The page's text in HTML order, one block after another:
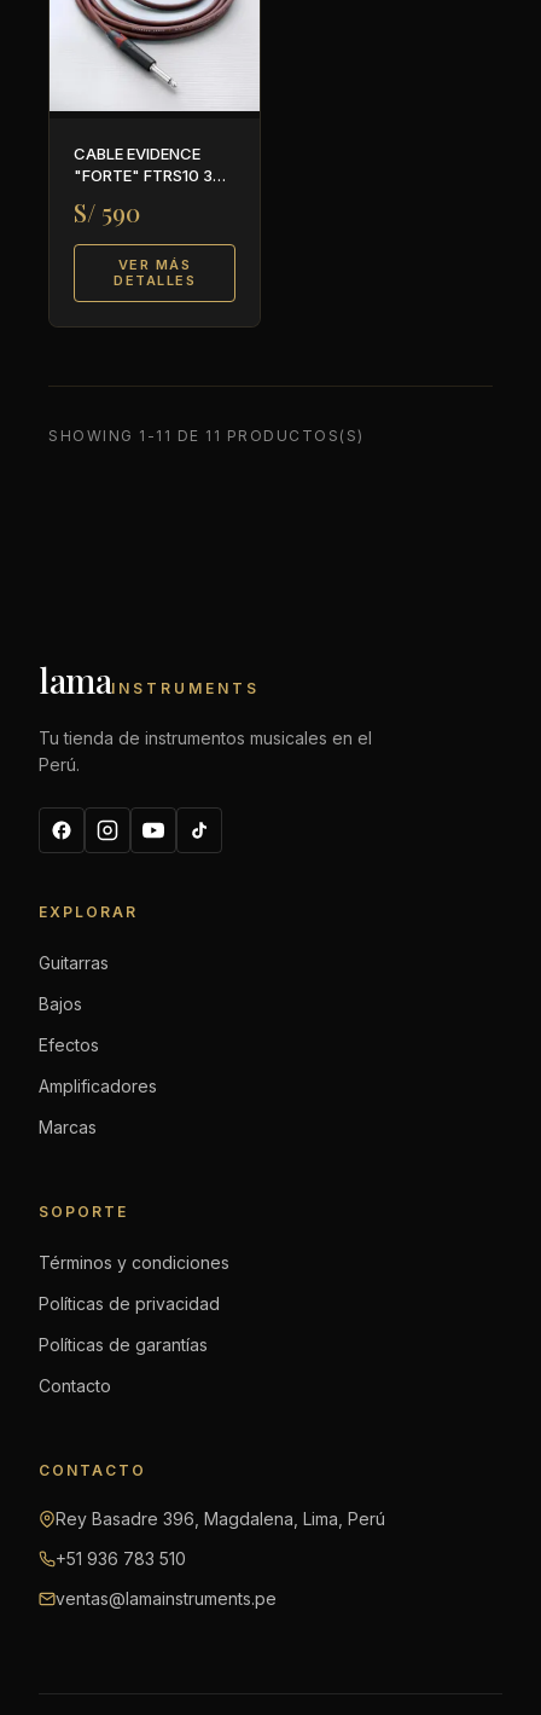
CABLE EVIDENCE
"FORTE" FTRS10 3
S/ 590
VER MÁS
DETALLES
SHOWING 1-11 DE 11 PRODUCTOS(S)
lamaINSTRUMENTS
Tu tienda de instrumentos musicales en el
Perú.
EXPLORAR
Guitarras
Bajos
Efectos
Amplificadores
Marcas
SOPORTE
Términos y condiciones
Políticas de privacidad
Políticas de garantías
Contacto
CONTACTO
Rey Basadre 396, Magdalena, Lima, Perú
+51 936 783 510
ventas@lamainstruments.pe